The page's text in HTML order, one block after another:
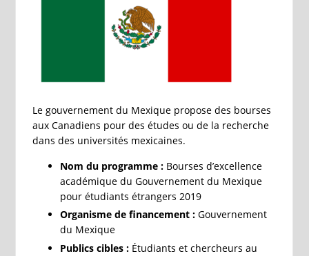
Le gouvernement du Mexique propose des bourses
aux Canadiens pour des études ou de la recherche
dans des universités mexicaines.
Nom du programme : Bourses d’excellence
académique du Gouvernement du Mexique
pour étudiants étrangers 2019
Organisme de financement :Gouvernement
du Mexique
Publics cibles :Étudiants et chercheurs au